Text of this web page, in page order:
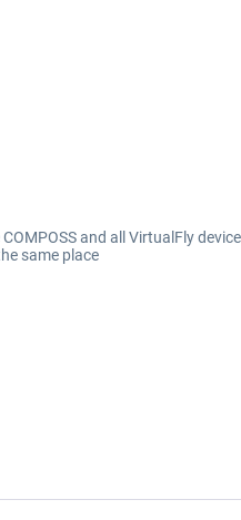
and all VirtualFly
same place